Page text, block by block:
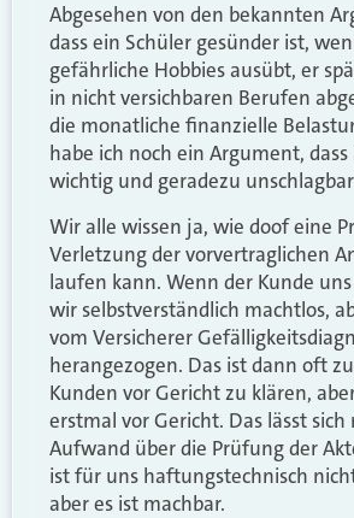
Abgesehen von den bekannten
dass ein Schüler gesünder ist,
gefährliche Hobbies ausübt, er
in nicht versichbaren Berufen
die monatliche finanzielle
habe ich noch ein Argument,
wichtig und geradezu
Wir alle wissen ja, wie doof eine
Verletzung der vorvertraglichen
laufen kann. Wenn der Kunde
wir selbstverständlich machtlos,
vom Versicherer
herangezogen. Das ist dann oft
Kunden vor Gericht zu klären,
erstmal vor Gericht. Das lässt
Aufwand über die Prüfung der
ist für uns haftungstechnisch
aber es ist machbar.